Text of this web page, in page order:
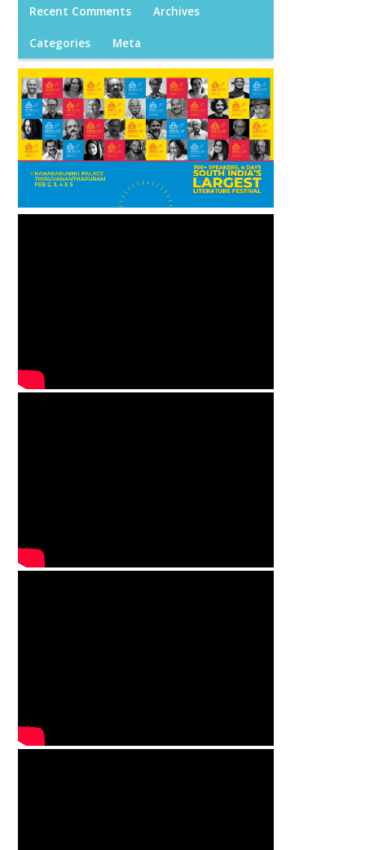
Recent Comments Archives
Categories Meta